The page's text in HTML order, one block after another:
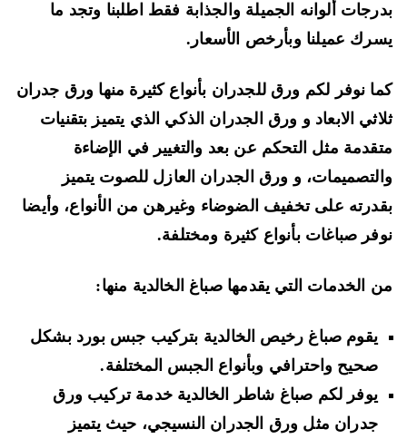
ألوانه الجميلة والجذابة فقط اطلبنا وتجد ما
عميلنا وبأرخص الأسعار.
نوفر لكم ورق للجدران بأنواع كثيرة منها ورق جدران
الابعاد و ورق الجدران الذكي الذي يتميز بتقنيات
مثل التحكم عن بعد والتغيير في الإضاءة
و ورق الجدران العازل للصوت يتميز
على تخفيف الضوضاء وغيرهن من الأنواع، وأيضا
صباغات بأنواع كثيرة ومختلفة.
الخدمات التي يقدمها صباغ الخالدية منها:
يقوم صباغ رخيص الخالدية بتركيب جبس بورد بشكل
صحيح واحترافي وبأنواع الجبس المختلفة.
يوفر لكم صباغ شاطر الخالدية خدمة تركيب ورق
جدران مثل ورق الجدران النسيجي، حيث يتميز